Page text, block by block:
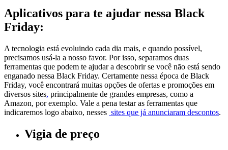
Aplicativos para te ajudar nessa Black
Friday:
A tecnologia está evoluindo cada dia mais, e quando possível,
precisamos usá-la a nosso favor. Por isso, separamos duas
ferramentas que podem te ajudar a descobrir se você não está sendo
enganado nessa Black Friday. Certamente nessa época de Black
Friday, você encontrará muitas opções de ofertas e promoções em
diversos sites, principalmente de grandes empresas, como a
Amazon, por exemplo. Vale a pena testar as ferramentas que
indicaremos logo abaixo, nesses sites que já anunciaram descontos.
Vigia de preço